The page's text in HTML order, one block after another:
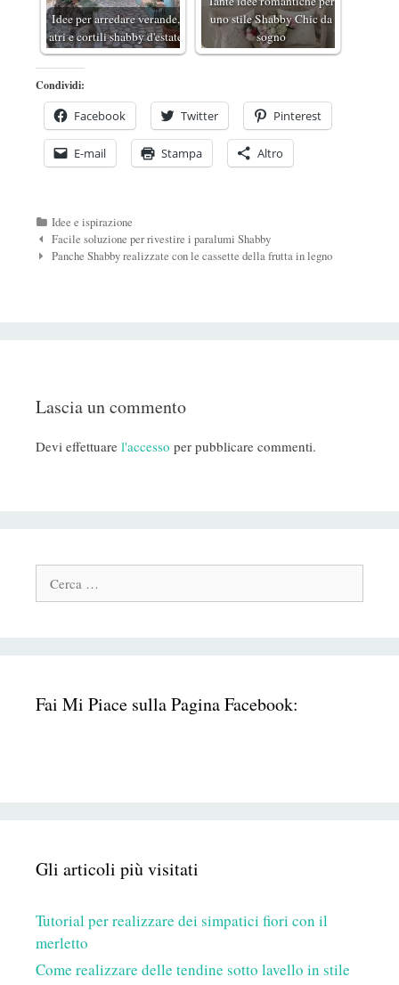
Idee per arredare verande,
atri e cortili shabby d'estate
uno stile Shabby Chic da
sogno
Condividi:
Facebook Twitter Pinterest
E-mail Stampa Altro
Categorie
Idee e ispirazione
Navigazione
Post
Facile soluzione per rivestire i paralumi Shabby
Panche Shabby realizzate con le cassette della frutta in legno
Lascia un commento
Devi effettuare l'accesso per pubblicare commenti.
Cerca:
Fai Mi Piace sulla Pagina Facebook:
Gli articoli più visitati
Tutorial per realizzare dei simpatici fiori con il
merletto
Come realizzare delle tendine sotto lavello in stile